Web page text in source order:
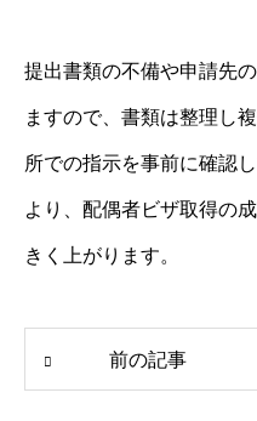
提出書類の不備や申請先
ますので、書類は整理し
所での指示を事前に確認
より、配偶者ビザ取得の
きく上がります。
前の記事